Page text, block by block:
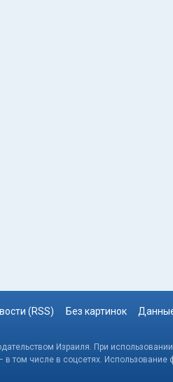
(RSS) Без картинок
Израиля. При
том числе в соцсетях. Использование